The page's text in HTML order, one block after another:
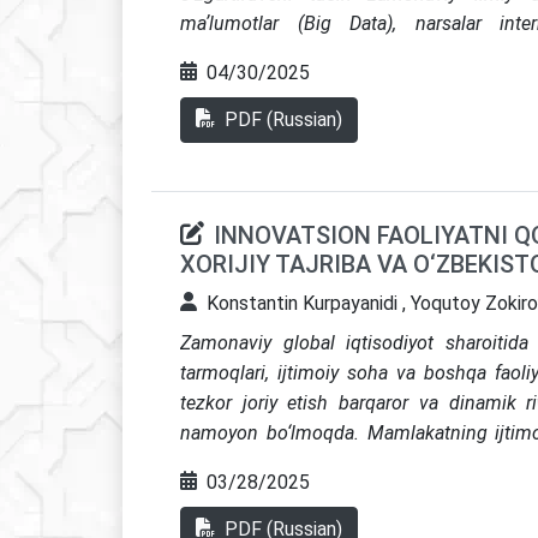
maʼlumotlar (Big Data), narsalar
foydalanish samaradorligini oshirishi va
ijtimoiy va institutsional muammolarni
tahlil va qiyosiy yondashuv
Tadqiqot natijalari shuni koʻrsatadiki,
u mehnat bozoridagi buzilishlarni
mustahkam institutsional islohotlar va
muvozanatlash uchun maxsus
04/30/2025
PDF (Russian)
INNOVATSION FAOLIYATNI
XORIJIY TAJRIBA VA
Konstantin Kurpayanidi , Yoqutoy
Zamonaviy global iqtisodiyot sharoitida
tarmoqlari, ijtimoiy soha va boshqa
tezkor joriy etish barqaror va dinamik
namoyon bo‘lmoqda. Mamlakatning
texnologik yechimlarga asoslangan
sa’y-harakatlar O‘zbekistonni
03/28/2025
PDF (Russian)